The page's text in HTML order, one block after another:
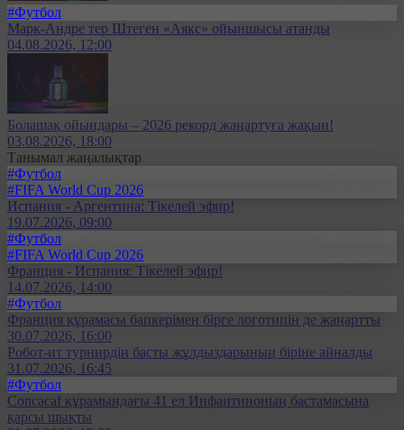
#Футбол
Марк-Андре тер Штеген «Аякс» ойыншысы атанды
04.08.2026, 12:00
Болашақ ойындары – 2026 рекорд жаңартуға жақын!
03.08.2026, 18:00
Танымал жаңалықтар
#Футбол
#FIFA World Cup 2026
Испания - Аргентина: Тікелей эфир!
19.07.2026, 09:00
#Футбол
#FIFA World Cup 2026
Франция - Испания: Тікелей эфир!
14.07.2026, 14:00
#Футбол
Франция құрамасы бапкерімен бірге логотипін де жаңартты
30.07.2026, 16:00
Робот-ит турнирдің басты жұлдыздарының біріне айналды
31.07.2026, 16:45
#Футбол
Concacaf құрамындағы 41 ел Инфантиноның бастамасына
қарсы шықты